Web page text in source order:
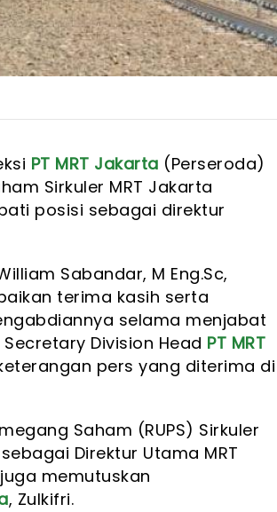
PT MRT Jakarta (Perseroda)
Sirkuler MRT Jakarta
posisi sebagai direktur
Sabandar, M Eng.Sc,
terima kasih serta
selama menjabat
Division Head PT MRT
pers yang diterima di
Saham (RUPS) Sirkuler
Direktur Utama MRT
memutuskan
, Zulkifri.